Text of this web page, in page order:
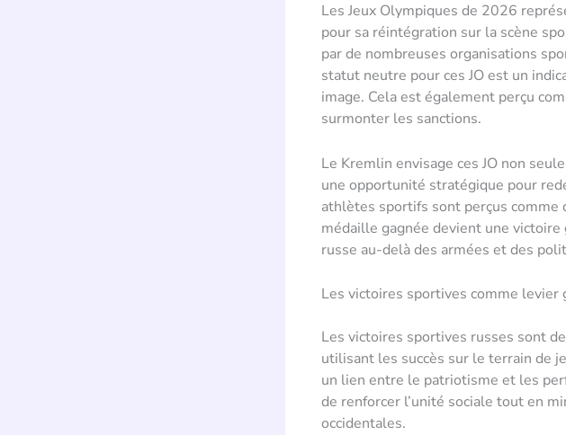
Les Jeux Olympiques de 2026
pour sa réintégration sur la scène
par de nombreuses organisations
statut neutre pour ces JO est un
image. Cela est également perçu
surmonter les sanctions.
Le Kremlin envisage ces JO non
une opportunité stratégique pour
athlètes sportifs sont perçus comme
médaille gagnée devient une
russe au-delà des armées et des
Les victoires sportives comme levier
Les victoires sportives russes sont
utilisant les succès sur le terrain de
un lien entre le patriotisme et les
de renforcer l’unité sociale tout en
occidentales.